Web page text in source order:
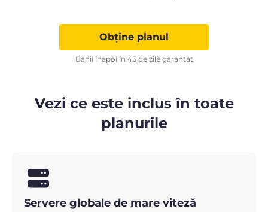
Obține planul
Banii înapoi în 45 de zile garantat
Vezi ce este inclus în toate
planurile
Servere globale de mare viteză